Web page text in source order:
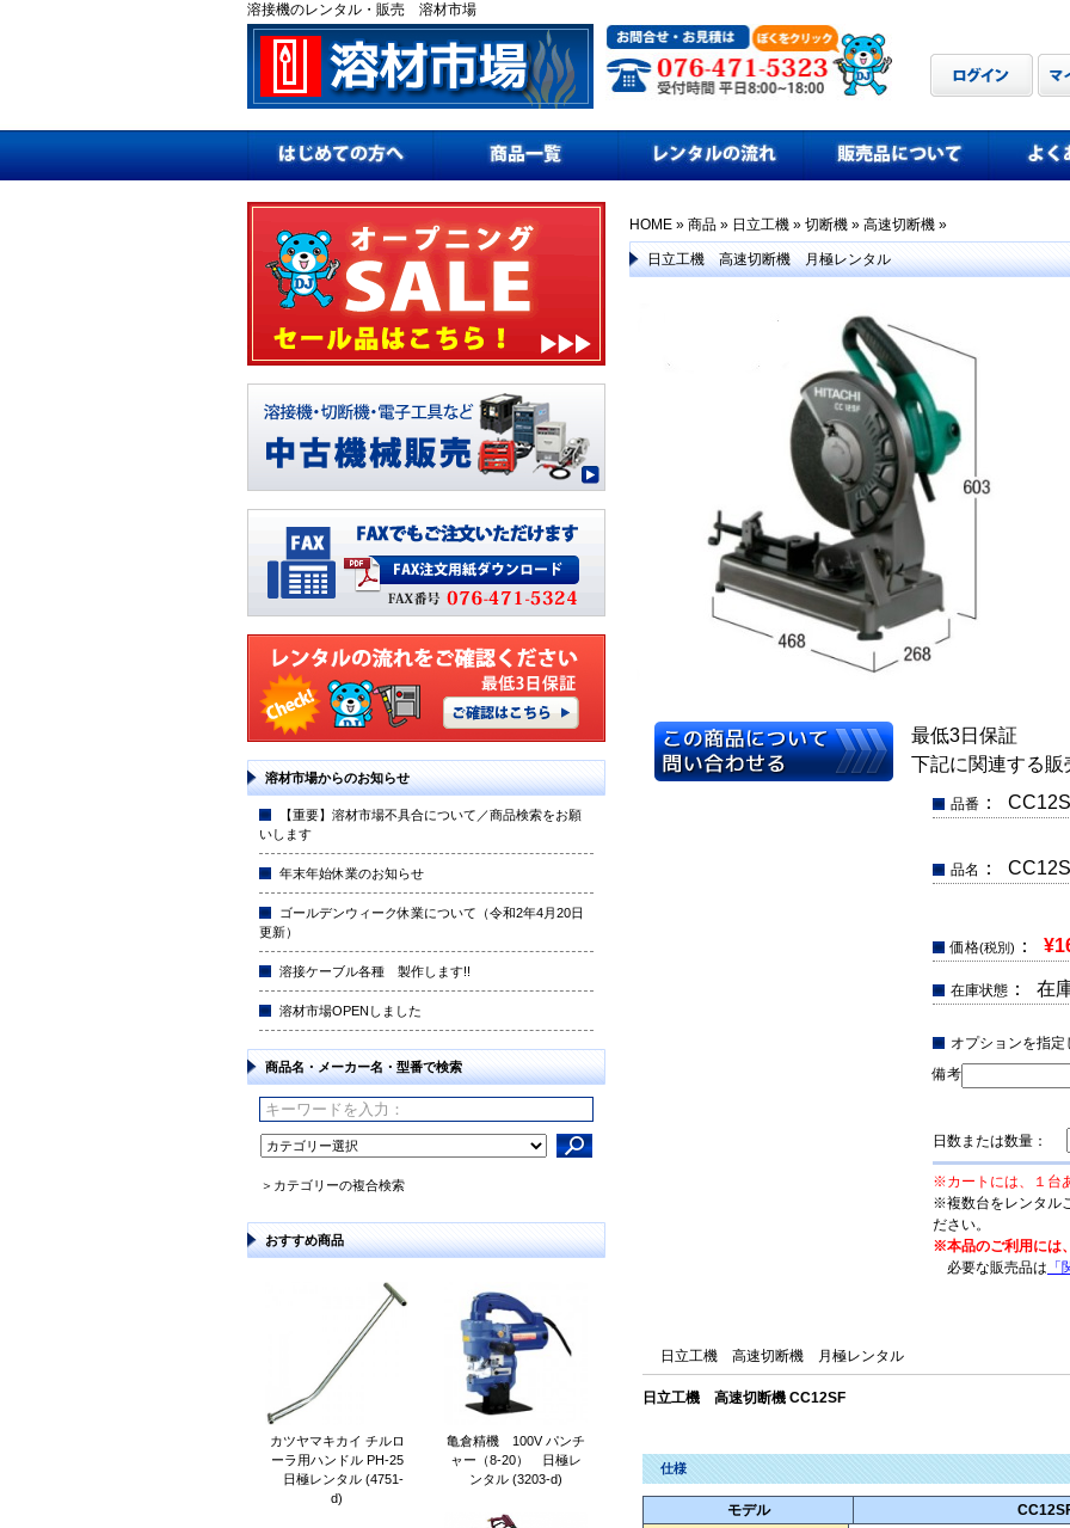
溶接機のレンタル・販売 溶材市場
溶材市場からのお知らせ
【重要】溶材市場不具合について／商品検索をお願
いします
年末年始休業のお知らせ
ゴールデンウィーク休業について（令和2年4月20日
更新）
溶接ケーブル各種 製作します!!
溶材市場OPENしました
商品名・メーカー名・型番で検索
＞カテゴリーの複合検索
おすすめ商品
カツヤマキカイ チルロ
ーラ用ハンドル PH-25
日極レンタル (4751-
d)
亀倉精機 100V パンチ
ャー（8-20） 日極レ
ンタル (3203-d)
HOME » 商品 » 日立工機 » 切断機 » 高速切断機 »
日立工機 高速切断機 月極レンタル
最低3日保証
下記に関連する
品番：
品名 ：
価格(税別) ：
在庫状態： 在
オプションを指
備考
日数または数量：
※カートには、１台
※複数台をレンタル
ださい。
※本品のご利用には
必要な販売品は
日立工機 高速切断機 月極レンタル
日立工機 高速切断機 CC12SF
仕様
モデル